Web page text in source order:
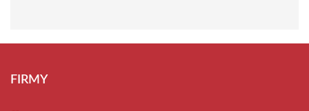
FIRMY